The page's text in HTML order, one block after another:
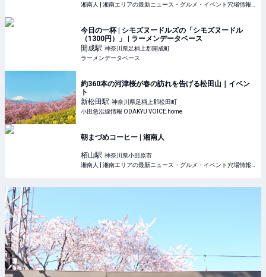
今日の一杯 | シモズヌードルズの「シモズヌードル
（1300円）」 | ラーメンデータベース
開成駅 神奈川県足柄上郡開成町
ラーメンデータベース
約360本の河津桜が春の訪れを告げる松田山｜イベン
ト
新松田駅 神奈川県足柄上郡松田町
小田急沿線情報 ODAKYU VOICE home
朝まづめコーヒー | 湘南人
栢山駅 神奈川県小田原市